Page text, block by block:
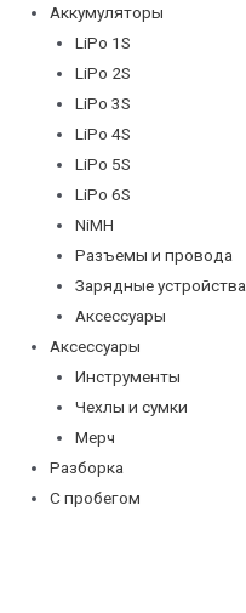
Аккумуляторы
LiPo 1S
LiPo 2S
LiPo 3S
LiPo 4S
LiPo 5S
LiPo 6S
NiMH
Разъемы и провода
Зарядные устройства
Аксессуары
Аксессуары
Инструменты
Чехлы и сумки
Мерч
Разборка
С пробегом